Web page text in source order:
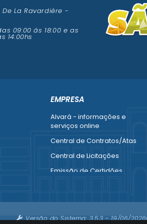
EMPRESA
Alvará - informações e
serviços online
Central de Contratos/Atas
Central de Licitações
Emissão de Certidões
Empresa
De La Ravardière -
09:00 ás 18:00 e as
14:00hs
Versão do Sistema:3.5.3 - 19/06/2026